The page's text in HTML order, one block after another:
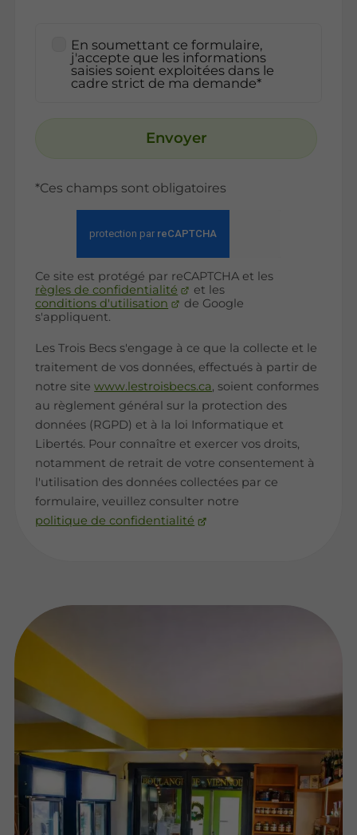
En soumettant ce formulaire,
j'accepte que les informations
saisies soient exploitées dans le
cadre strict de ma demande*
Envoyer
*Ces champs sont obligatoires
Ce site est protégé par reCAPTCHA et les
règles de confidentialité
et les
conditions d'utilisation
de Google
s'appliquent.
Les Trois Becs s'engage à ce que la collecte et le
traitement de vos données, effectués à partir de
notre sitewww.lestroisbecs.ca, soient conformes
au règlement général sur la protection des
données (RGPD) et à la loi Informatique et
Libertés. Pour connaître et exercer vos droits,
notamment de retrait de votre consentement à
l'utilisation des données collectées par ce
formulaire, veuillez consulter notre
politique de confidentialité